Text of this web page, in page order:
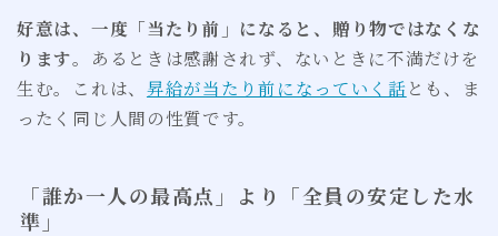
好意は、一度「当たり前」になると、贈り物ではなくな
ります。あるときは感謝されず、ないときに不満だけを
生む。これは、 昇給が当たり前になっていく話とも、ま
ったく同じ人間の性質です。
「誰か一人の最高点」より「全員の安定した水
準」